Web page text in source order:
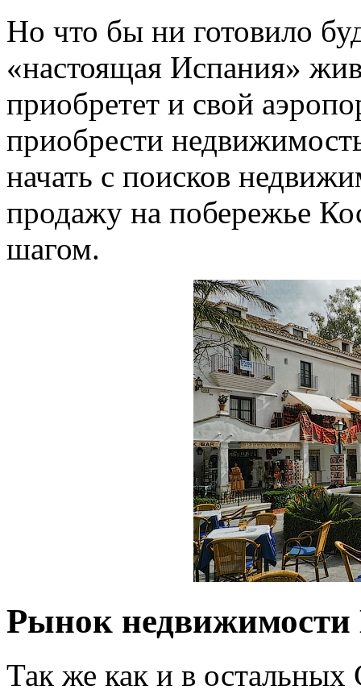
Но что бы ни готовило
«настоящая Испания»
приобретет и свой
приобрести
начать с поисков
продажу на побережье
шагом.
Рынок недвижимости
Так же как и в остальных